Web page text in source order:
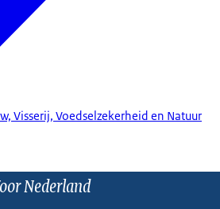
Visserij, Voedselzekerheid en Natuur
Nederland